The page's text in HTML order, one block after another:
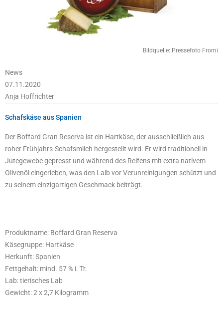
Bildquelle: Pressefoto Fromi
News
07.11.2020
Anja Hoffrichter
Schafskäse aus Spanien
Der Boffard Gran Reserva ist ein Hartkäse, der ausschließlich aus
roher Frühjahrs-Schafsmilch hergestellt wird. Er wird traditionell in
Jutegewebe gepresst und während des Reifens mit extra nativem
Olivenöl eingerieben, was den Laib vor Verunreinigungen schützt und
zu seinem einzigartigen Geschmack beiträgt.
Produktname: Boffard Gran Reserva
Käsegruppe: Hartkäse
Herkunft: Spanien
Fettgehalt: mind. 57 % i. Tr.
Lab: tierisches Lab
Gewicht: 2 x 2,7 Kilogramm